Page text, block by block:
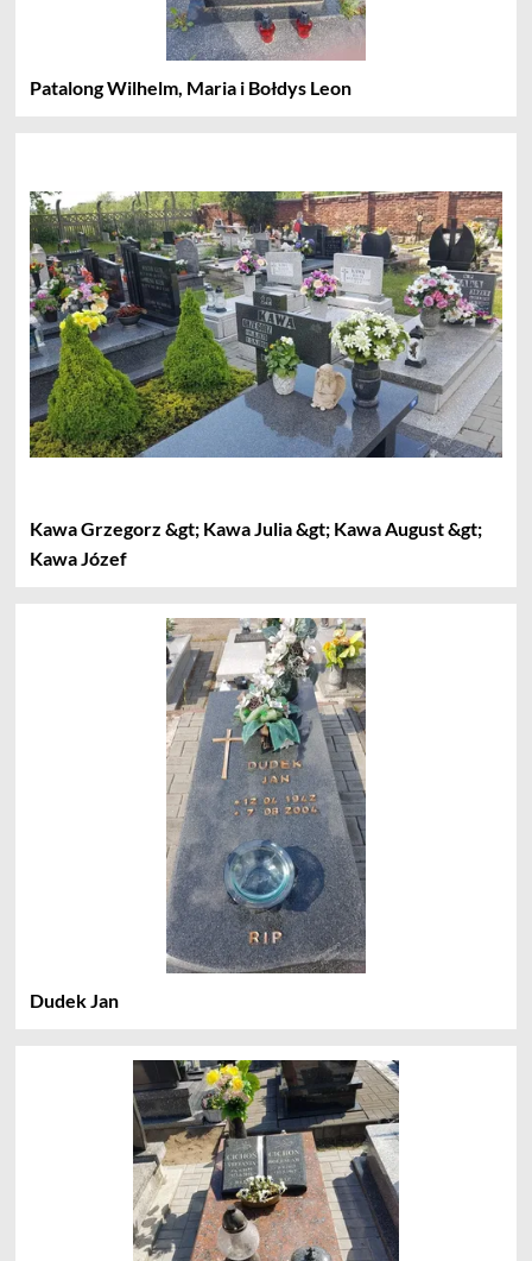
Patalong Wilhelm, Maria i Bołdys Leon
Kawa Grzegorz &gt; Kawa Julia &gt; Kawa August &gt;
Kawa Józef
Dudek Jan